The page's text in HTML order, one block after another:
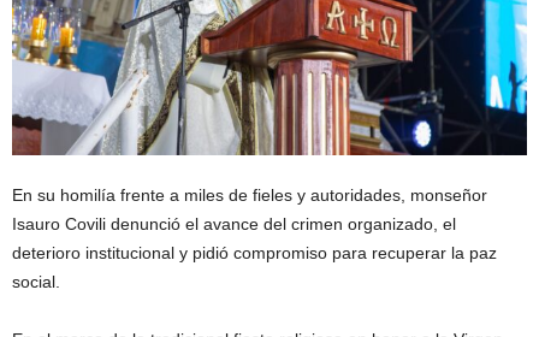
En su homilía frente a miles de fieles y autoridades, monseñor
Isauro Covili denunció el avance del crimen organizado, el
deterioro institucional y pidió compromiso para recuperar la paz
social.